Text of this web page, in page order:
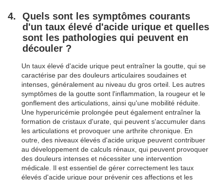
Quels sont les symptômes courants
d'un taux élevé d'acide urique et quelles
sont les pathologies qui peuvent en
découler ?
Un taux élevé d'acide urique peut entraîner la goutte, qui se
caractérise par des douleurs articulaires soudaines et
intenses, généralement au niveau du gros orteil. Les autres
symptômes de la goutte sont l'inflammation, la rougeur et le
gonflement des articulations, ainsi qu'une mobilité réduite.
Une hyperuricémie prolongée peut également entraîner la
formation de cristaux d'urate, qui peuvent s'accumuler dans
les articulations et provoquer une arthrite chronique. En
outre, des niveaux élevés d'acide urique peuvent contribuer
au développement de calculs rénaux, qui peuvent provoquer
des douleurs intenses et nécessiter une intervention
médicale. Il est essentiel de gérer correctement les taux
élevés d'acide urique pour prévenir ces affections et les